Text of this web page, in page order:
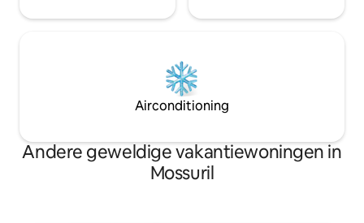
airconditioning, tweede
Airconditioning
Andere geweldige vakantiewoningen in
Mossuril